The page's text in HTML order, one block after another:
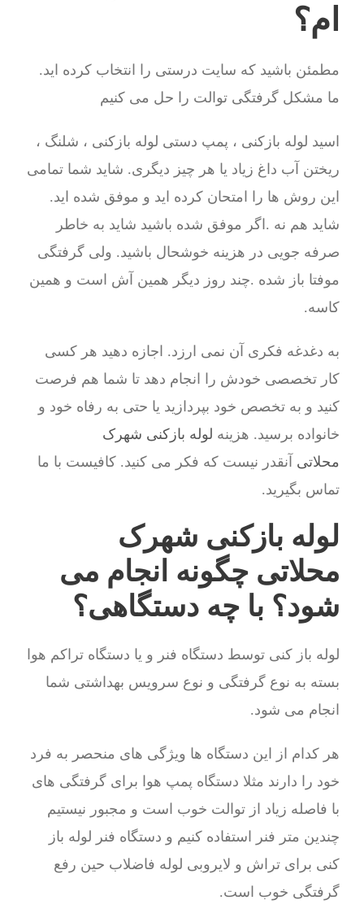
ام؟
مطمئن باشید که سایت درستی را انتخاب کرده اید.
ما مشکل گرفتگی توالت را حل می کنیم
اسید لوله بازکنی ، پمپ دستی لوله بازکنی ، شلنگ ،
ریختن آب داغ زیاد یا هر چیز دیگری. شاید شما تمامی
این روش ها را امتحان کرده اید و موفق شده اید.
شاید هم نه .اگر موفق شده باشید شاید به خاطر
صرفه جویی در هزینه خوشحال باشید. ولی گرفتگی
موفتا باز شده .چند روز دیگر همین آش است و همین
کاسه.
به دغدغه فکری آن نمی ارزد. اجازه دهید هر کسی
کار تخصصی خودش را انجام دهد تا شما هم فرصت
کنید و به تخصص خود بپردازید یا حتی به رفاه خود و
خانواده برسید. هزینه لوله بازکنی شهرک
محلاتی آنقدر نیست که فکر می کنید. کافیست با ما
تماس بگیرید.
لوله بازکنی شهرک
محلاتی چگونه انجام می
شود؟ با چه دستگاهی؟
لوله باز کنی توسط دستگاه فنر و یا دستگاه تراکم هوا
بسته به نوع گرفتگی و نوع سرویس بهداشتی شما
انجام می شود.
هر کدام از این دستگاه ها ویژگی های منحصر به فرد
خود را دارند مثلا دستگاه پمپ هوا برای گرفتگی های
با فاصله زیاد از توالت خوب است و مجبور نیستیم
چندین متر فنر استفاده کنیم و دستگاه فنر لوله باز
کنی برای تراش و لایروبی لوله فاضلاب حین رفع
گرفتگی خوب است.